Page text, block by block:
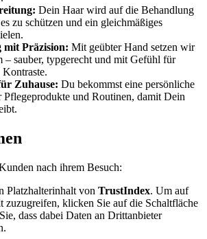
Dein Haar wird auf die Behandlung
zu schützen und ein gleichmäßiges
mit Präzision: Mit geübter Hand setzen wir
– sauber, typgerecht und mit Gefühl für
Zuhause: Du bekommst eine persönliche
und Routinen, damit Dein
nach ihrem Besuch:
Platzhalterinhalt von TrustIndex. Um auf
zuzugreifen, klicken Sie auf die Schaltfläche
dass dabei Daten an Drittanbieter